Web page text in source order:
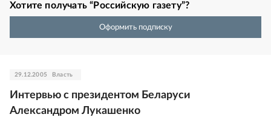
Хотите получать “Российскую газету”?
Оформить подписку
29.12.2005 Власть
Интервью с президентом Беларуси
Александром Лукашенко